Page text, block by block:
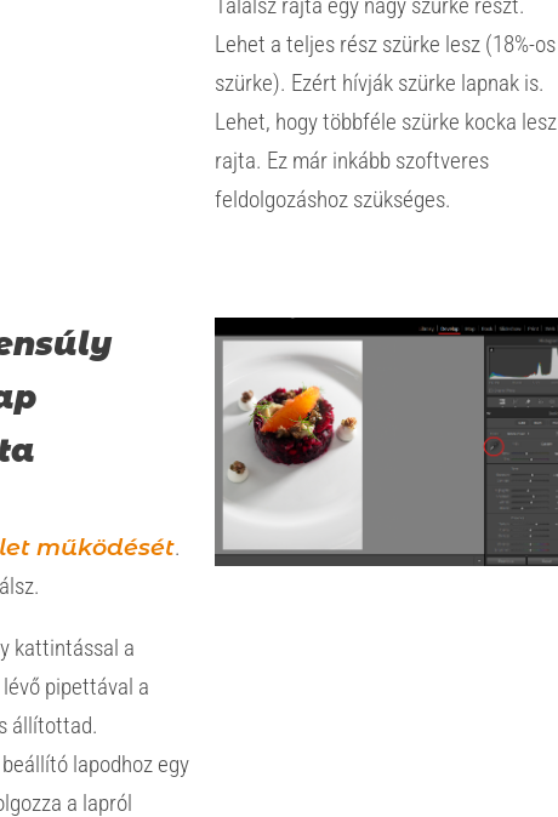
Lehet a teljes rész szürke lesz (18%-os
szürke). Ezért hívják szürke lapnak is.
Lehet, hogy többféle szürke kocka lesz
rajta. Ez már inkább szoftveres
feldolgozáshoz szükséges.
működését.
kattintással a
pipettával a
állítottad.
lapodhoz egy
a lapról